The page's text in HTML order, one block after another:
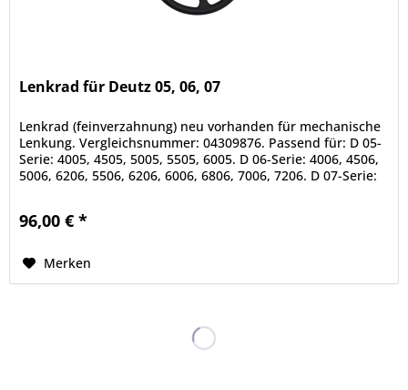
Lenkrad für Deutz 05, 06, 07
Lenkrad (feinverzahnung) neu vorhanden für mechanische
Lenkung. Vergleichsnummer: 04309876. Passend für: D 05-
Serie: 4005, 4505, 5005, 5505, 6005. D 06-Serie: 4006, 4506,
5006, 6206, 5506, 6206, 6006, 6806, 7006, 7206. D 07-Serie:
96,00 € *
Merken